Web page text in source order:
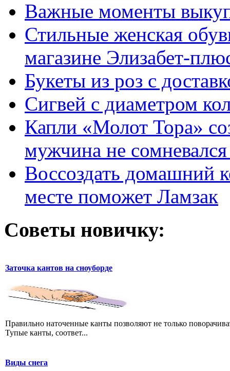
Важные моменты
Стильные женская
магазине Элизабет-
Букеты из роз с
Сигвей с диаметром
Капли «Молот Тора»
мужчина не
Воссоздать домашний
месте поможет Ламзак
Советы новичку:
Заточка кантов на сноуборде
Правильно наточенные канты позволяют не только
Тупые канты, соответ...
Виды снега